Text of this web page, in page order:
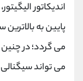
اندیکاتور
پایین به
می گردد؛ در
می تواند